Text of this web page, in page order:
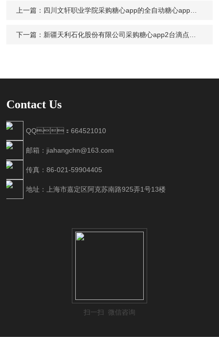
上一篇： 四川文轩职业学院采购糖心app的全自动糖心app免费下载JH-P100
下一篇： 新疆天利石化股份有限公司采购糖心app2台滴点软化点测定仪Digipol-JHD70
Contact Us
QQ：664521010
邮箱：jiahangchn@163.com
传真：86-021-59904405
地址：上海市嘉定区阿克苏南路925弄1号13楼
扫一扫 微信咨询